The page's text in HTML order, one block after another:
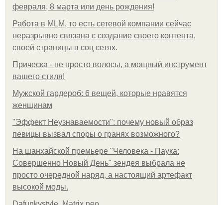
февраля, 8 марта или день рождения!
Работа в MLM, то есть сетевой компании сейчас
неразрывно связана с создание своего контента,
своей страницы в соц сетях.
Прическа - не просто волосы, а мощный инструмент
вашего стиля!
Мужской гардероб: 6 вещей, которые нравятся
женщинам
"Эффект Неузнаваемости": почему новый образ
певицы вызвал споры о гранях возможного?
На шанхайской премьере "Человека - Паука:
Совершенно Новый День" зендея выбрала не
просто очередной наряд, а настоящий артефакт
высокой моды.